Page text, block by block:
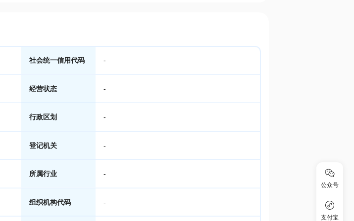
社会统一信用代码 -
经营状态 -
行政区划 -
登记机关 -
所属行业 -
组织机构代码 -
公众号
支付宝